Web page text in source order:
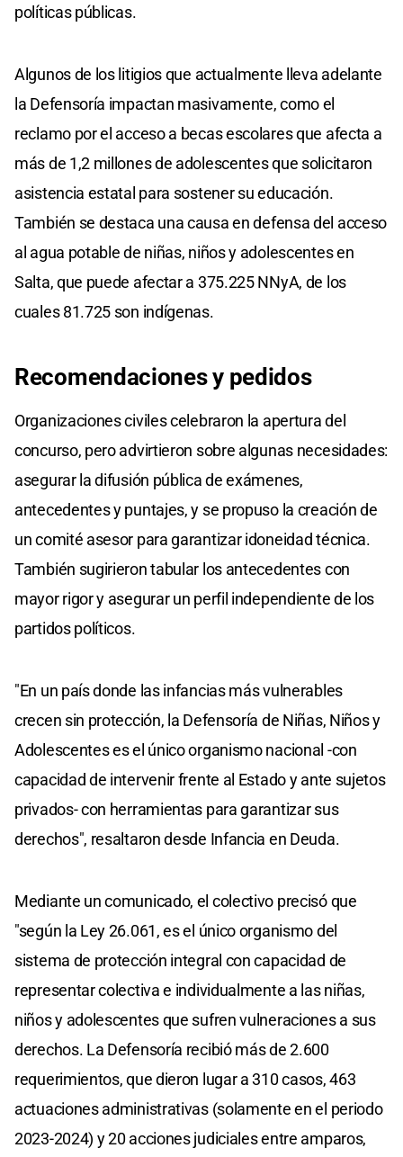
políticas públicas.
Algunos de los litigios que actualmente lleva adelante
la Defensoría impactan masivamente, como el
reclamo por el acceso a becas escolares que afecta a
más de 1,2 millones de adolescentes que solicitaron
asistencia estatal para sostener su educación.
También se destaca una causa en defensa del acceso
al agua potable de niñas, niños y adolescentes en
Salta, que puede afectar a 375.225 NNyA, de los
cuales 81.725 son indígenas.
Recomendaciones y pedidos
Organizaciones civiles celebraron la apertura del
concurso, pero advirtieron sobre algunas necesidades:
asegurar la difusión pública de exámenes,
antecedentes y puntajes, y se propuso la creación de
un comité asesor para garantizar idoneidad técnica.
También sugirieron tabular los antecedentes con
mayor rigor y asegurar un perfil independiente de los
partidos políticos.
"En un país donde las infancias más vulnerables
crecen sin protección, la Defensoría de Niñas, Niños y
Adolescentes es el único organismo nacional -con
capacidad de intervenir frente al Estado y ante sujetos
privados- con herramientas para garantizar sus
derechos", resaltaron desde Infancia en Deuda.
Mediante un comunicado, el colectivo precisó que
"según la Ley 26.061, es el único organismo del
sistema de protección integral con capacidad de
representar colectiva e individualmente a las niñas,
niños y adolescentes que sufren vulneraciones a sus
derechos. La Defensoría recibió más de 2.600
requerimientos, que dieron lugar a 310 casos, 463
actuaciones administrativas (solamente en el periodo
2023-2024) y 20 acciones judiciales entre amparos,